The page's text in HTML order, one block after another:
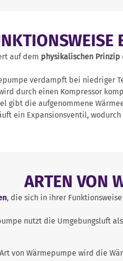
auf dem physikalischen
verdampft bei niedriger
durch einen Kompressor
gibt die aufgenommene
ein Expansionsventil,
ARTEN VON
, die sich in ihrer
nutzt die Umgebungsluft
von Wärmepumpe wird die